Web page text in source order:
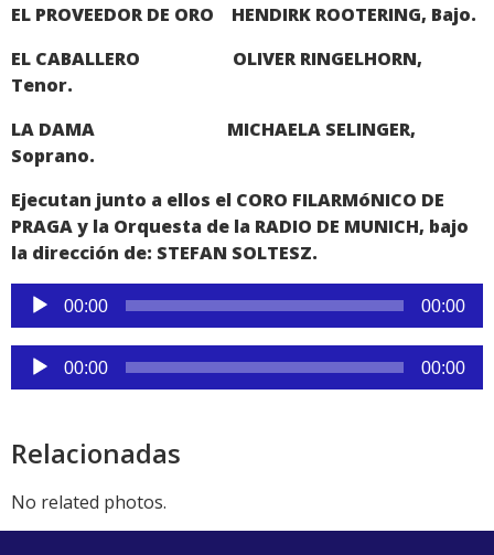
EL PROVEEDOR DE ORO HENDIRK ROOTERING, Bajo.
EL CABALLERO OLIVER RINGELHORN,
Tenor.
LA DAMA MICHAELA SELINGER,
Soprano.
Ejecutan junto a ellos el CORO FILARMóNICO DE
PRAGA y la Orquesta de la RADIO DE MUNICH, bajo
la dirección de: STEFAN SOLTESZ.
Reproductor
de
audio
00:00 00:00
Reproductor
de
00:00 00:00
Relacionadas
No related photos.